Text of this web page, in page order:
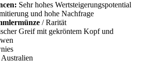
Sehr hohes Wertsteigerungspotential
und hohe Nachfrage
/ Rarität
Greif mit gekröntem Kopf und
Australien